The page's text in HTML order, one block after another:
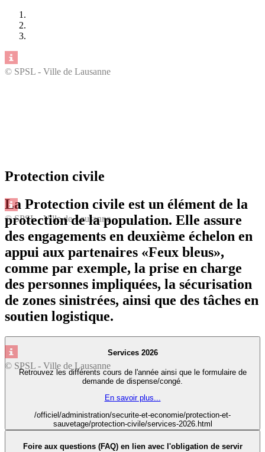
© SPSL - Ville de Lausanne
© SPSL - Ville de Lausanne
© SPSL - Ville de Lausanne
Protection civile
La Protection civile est un élément de la
protection de la population. Elle assure
des engagements en deuxième échelon en
appui aux partenaires «Feux bleus»,
comme par exemple, la prise en charge
des personnes impliquées, la sécurisation
de zones sinistrées, ainsi que des tâches en
soutien logistique.
Services 2026
Retrouvez les différents cours de l'année ainsi que le formulaire de
demande de dispense/congé.
En savoir plus...
/officiel/administration/securite-et-economie/protection-et-
sauvetage/protection-civile/services-2026.html
Foire aux questions (FAQ) en lien avec l'obligation de servir